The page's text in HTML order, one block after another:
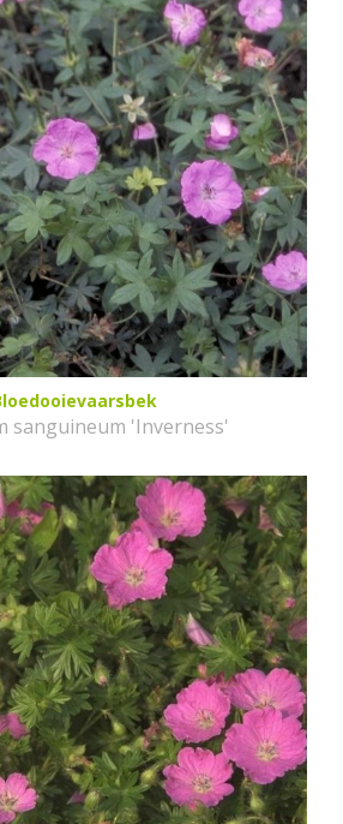
sanguineum 'Inverness'